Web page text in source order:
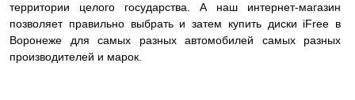
территории целого государства. А наш интернет-магазин
позволяет правильно выбрать и затем купить диски iFree в
Воронеже для самых разных автомобилей самых разных
производителей и марок.